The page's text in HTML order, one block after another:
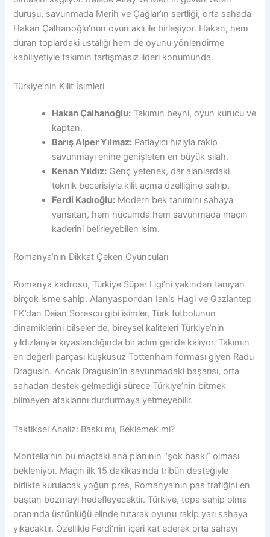
duruşu, savunmada Merih ve Çağlar’ın sertliği, orta sahada
Hakan Çalhanoğlu’nun oyun aklı ile birleşiyor. Hakan, hem
duran toplardaki ustalığı hem de oyunu yönlendirme
kabiliyetiyle takımın tartışmasız lideri konumunda.
Türkiye’nin Kilit İsimleri
Hakan Çalhanoğlu: Takımın beyni, oyun kurucu ve
kaptan.
Barış Alper Yılmaz: Patlayıcı hızıyla rakip
savunmayı enine genişleten en büyük silah.
Kenan Yıldız: Genç yetenek, dar alanlardaki
teknik becerisiyle kilit açma özelliğine sahip.
Ferdi Kadıoğlu: Modern bek tanımını sahaya
yansıtan, hem hücumda hem savunmada maçın
kaderini belirleyebilen isim.
Romanya’nın Dikkat Çeken Oyuncuları
Romanya kadrosu, Türkiye Süper Ligi’ni yakından tanıyan
birçok isme sahip. Alanyaspor’dan Ianis Hagi ve Gaziantep
FK’dan Deian Sorescu gibi isimler, Türk futbolunun
dinamiklerini bilseler de, bireysel kaliteleri Türkiye’nin
yıldızlarıyla kıyaslandığında bir adım geride kalıyor. Takımın
en değerli parçası kuşkusuz Tottenham forması giyen Radu
Dragusin. Ancak Dragusin’in savunmadaki başarısı, orta
sahadan destek gelmediği sürece Türkiye’nin bitmek
bilmeyen ataklarını durdurmaya yetmeyebilir.
Taktiksel Analiz: Baskı mı, Beklemek mi?
Montella’nın bu maçtaki ana planının “şok baskı” olması
bekleniyor. Maçın ilk 15 dakikasında tribün desteğiyle
birlikte kurulacak yoğun pres, Romanya’nın pas trafiğini en
baştan bozmayı hedefleyecektir. Türkiye, topa sahip olma
oranında üstünlüğü elinde tutarak oyunu rakip yarı sahaya
yıkacaktır. Özellikle Ferdi’nin içeri kat ederek orta sahayı